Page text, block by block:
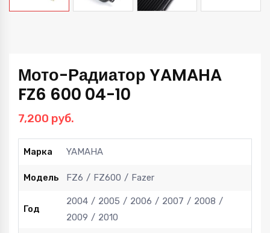
Мото-Радиатор YAMAHA
FZ6 600 04-10
7,200 руб.
Марка YAMAHA
Модель FZ6 FZ600 Fazer
Год
2004 2005 2006 2007
2008
2009
2010